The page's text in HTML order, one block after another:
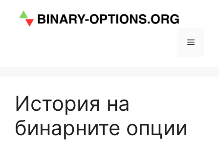
съдържанието
Меню
История на
бинарните опции